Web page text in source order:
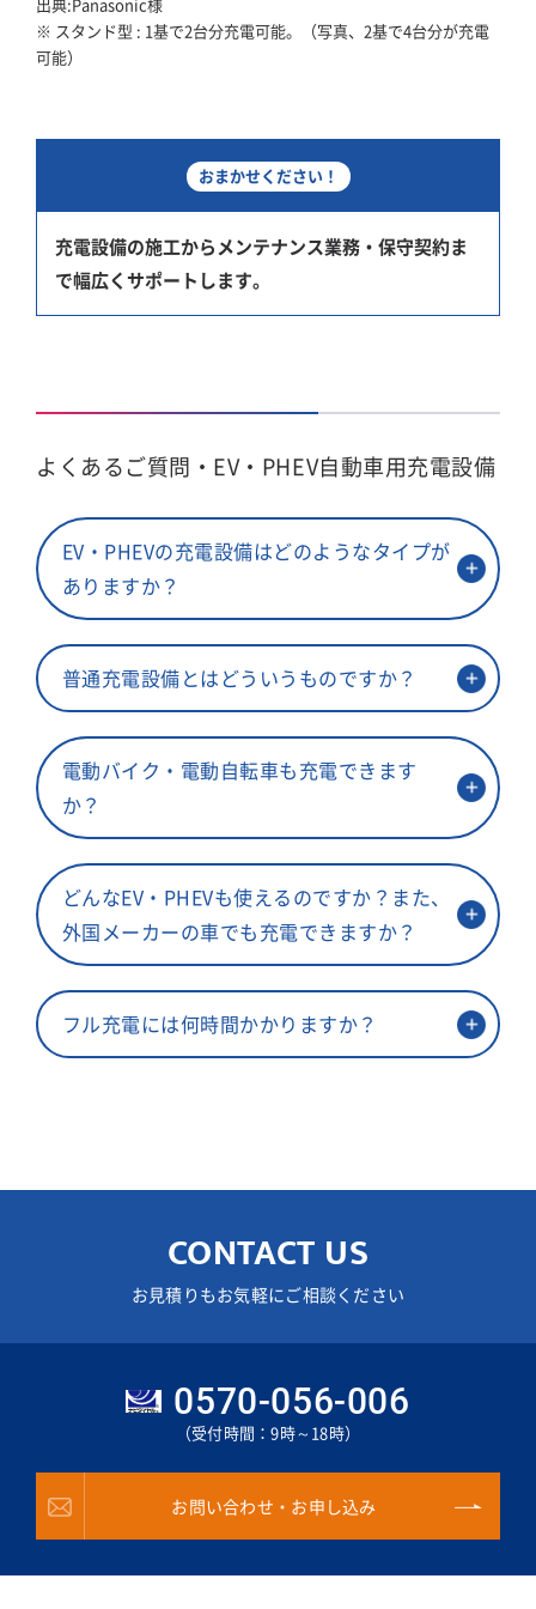
※ スタンド型 : 1基で2台分充電可能。（写真、2基で4台分が充電
可能）
おまかせください！
充電設備の施工からメンテナンス業務・保守契約ま
で幅広くサポートします。
よくあるご質問・EV・PHEV自動車用充電設備
EV・PHEVの充電設備はどのようなタイプが
ありますか？
普通充電設備とはどういうものですか？
電動バイク・電動自転車も充電できます
か？
どんなEV・PHEVも使えるのですか？また、
外国メーカーの車でも充電できますか？
フル充電には何時間かかりますか？
CONTACT US
お見積りもお気軽にご相談ください
0570-056-006
（受付時間：9時～18時）
お問い合わせ・お申し込み